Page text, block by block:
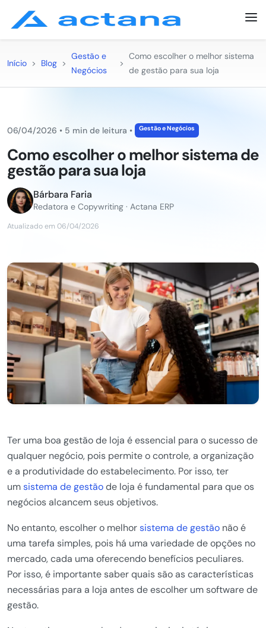
Início > Blog >
Gestão e
Negócios
>
Como escolher o melhor sistema
de gestão para sua loja
06/04/2026 • 5 min de leitura • Gestão e Negócios
Como escolher o melhor sistema de
gestão para sua loja
Bárbara Faria
Redatora e Copywriting · Actana ERP
Atualizado em 06/04/2026
Ter uma boa gestão de loja é essencial para o sucesso de
qualquer negócio, pois permite o controle, a organização
e a produtividade do estabelecimento. Por isso, ter
umsistema de gestãode loja é fundamental para que os
negócios alcancem seus objetivos.
No entanto, escolher o melhorsistema de gestão não é
uma tarefa simples, pois há uma variedade de opções no
mercado, cada uma oferecendo benefícios peculiares.
Por isso, é importante saber quais são as características
necessárias para a loja antes de escolher um software de
gestão.